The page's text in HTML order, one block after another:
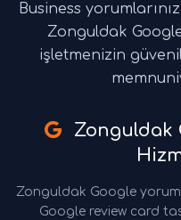
Business
Zonguldak
işletmenizin
Zonguldak
Zonguldak Google
Google review card